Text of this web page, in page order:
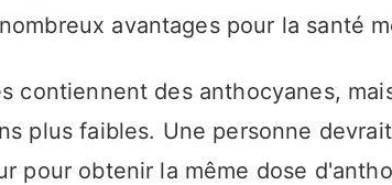
avantages pour la santé
contiennent des anthocyanes,
plus faibles. Une personne
pour obtenir la même dose